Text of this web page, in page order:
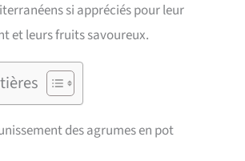
si appréciés pour leur
et leurs fruits savoureux.
des agrumes en pot